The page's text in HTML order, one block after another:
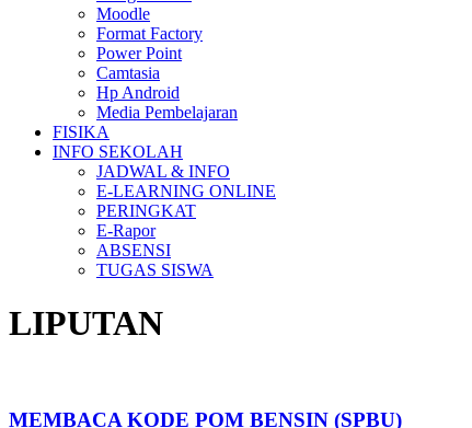
Moodle
Format Factory
Power Point
Camtasia
Hp Android
Media Pembelajaran
FISIKA
INFO SEKOLAH
JADWAL & INFO
E-LEARNING ONLINE
PERINGKAT
E-Rapor
ABSENSI
TUGAS SISWA
LIPUTAN
MEMBACA KODE POM BENSIN (SPBU)